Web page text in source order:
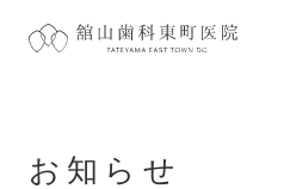
お知らせ